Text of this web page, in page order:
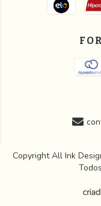
Copyright All Ink